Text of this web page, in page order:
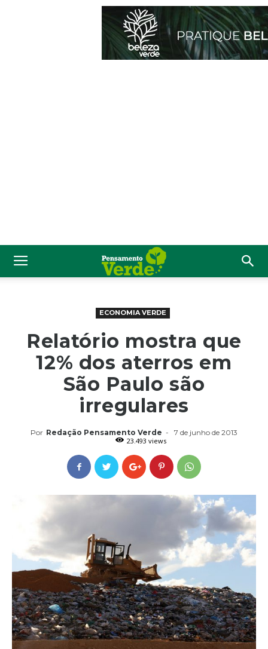
ECONOMIA VERDE
Relatório mostra que
12% dos aterros em
São Paulo são
irregulares
Por Redação Pensamento Verde -
7 de junho de 2013
23.493 views